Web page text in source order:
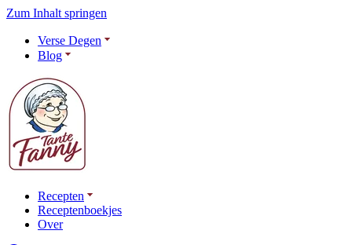
Zum Inhalt springen
Verse Degen
Blog
Recepten
Receptenboekjes
Over